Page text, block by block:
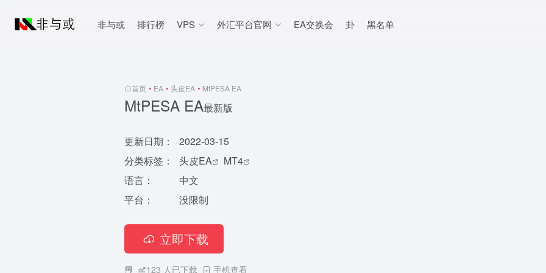
非与或 排行榜 VPS 外汇平台官网 EA交换会 卦 黑名单
首页 • EA • 头皮EA • MtPESA EA
MtPESA EA最新版
更新日期：
2022-03-15
分类标签：
头皮EA
MT4
语言：
中文
平台：
没限制
立即下载
123 人已下载 手机查看